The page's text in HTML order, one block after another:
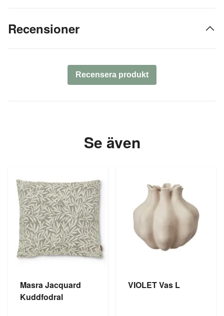
Recensioner
Recensera produkt
Se även
Masra Jacquard
Kuddfodral
VIOLET Vas L